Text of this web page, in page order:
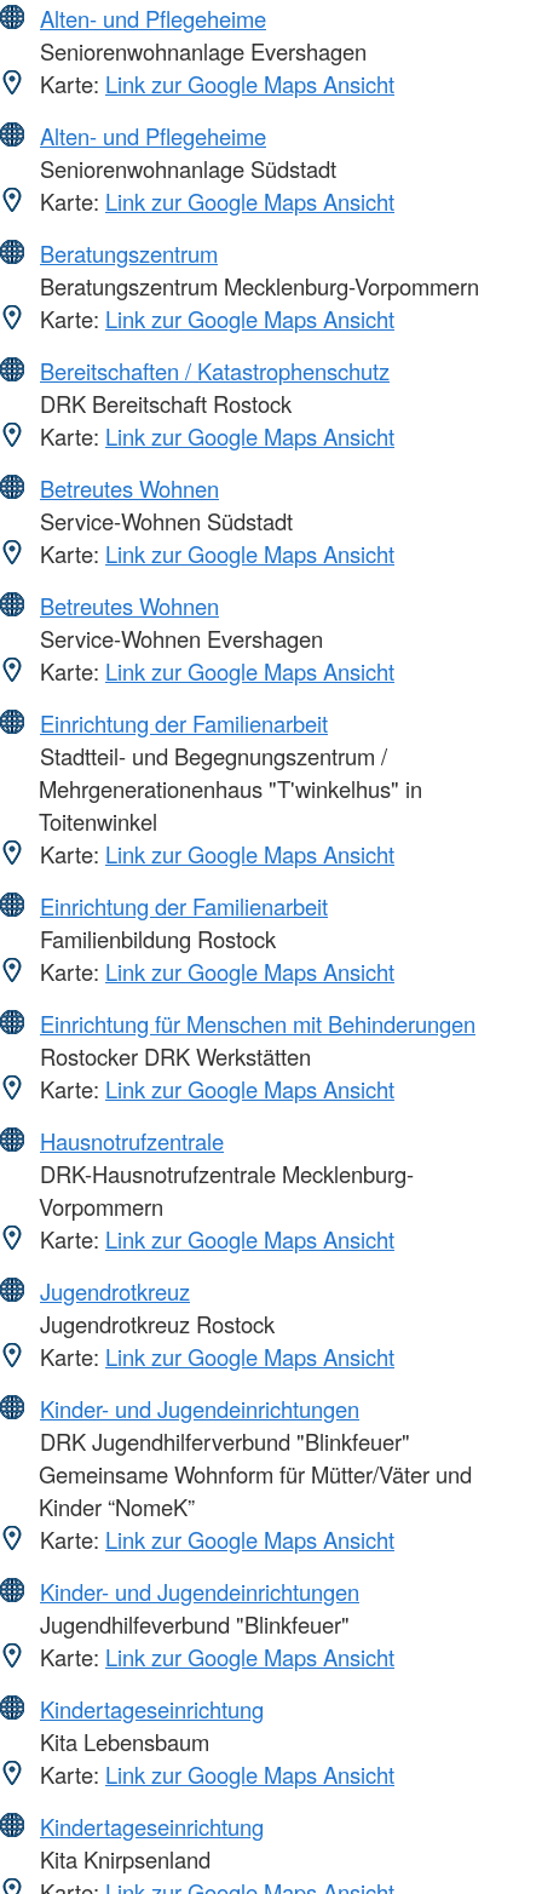
Alten- und Pflegeheime
Seniorenwohnanlage Evershagen
Karte: Link zur Google Maps Ansicht
Alten- und Pflegeheime
Seniorenwohnanlage Südstadt
Karte: Link zur Google Maps Ansicht
Beratungszentrum
Beratungszentrum Mecklenburg-Vorpommern
Karte: Link zur Google Maps Ansicht
Bereitschaften / Katastrophenschutz
DRK Bereitschaft Rostock
Karte: Link zur Google Maps Ansicht
Betreutes Wohnen
Service-Wohnen Südstadt
Karte: Link zur Google Maps Ansicht
Betreutes Wohnen
Service-Wohnen Evershagen
Karte: Link zur Google Maps Ansicht
Einrichtung der Familienarbeit
Stadtteil- und Begegnungszentrum /
Mehrgenerationenhaus "T'winkelhus" in
Toitenwinkel
Karte: Link zur Google Maps Ansicht
Einrichtung der Familienarbeit
Familienbildung Rostock
Karte: Link zur Google Maps Ansicht
Einrichtung für Menschen mit Behinderungen
Rostocker DRK Werkstätten
Karte: Link zur Google Maps Ansicht
Hausnotrufzentrale
DRK-Hausnotrufzentrale Mecklenburg-
Vorpommern
Karte: Link zur Google Maps Ansicht
Jugendrotkreuz
Jugendrotkreuz Rostock
Karte: Link zur Google Maps Ansicht
Kinder- und Jugendeinrichtungen
DRK Jugendhilferverbund "Blinkfeuer"
Gemeinsame Wohnform für Mütter/Väter und
Kinder “NomeK”
Karte: Link zur Google Maps Ansicht
Kinder- und Jugendeinrichtungen
Jugendhilfeverbund "Blinkfeuer"
Karte: Link zur Google Maps Ansicht
Kindertageseinrichtung
Kita Lebensbaum
Karte: Link zur Google Maps Ansicht
Kindertageseinrichtung
Kita Knirpsenland